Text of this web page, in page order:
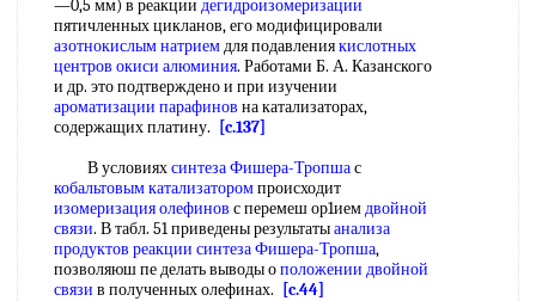
—0,5 мм) в реакции дегидроизомеризации
пятичленных цикланов, его модифицировали
азотнокислым натриемдля подавлениякислотных
центров окиси алюминия. Работами Б. А. Казанского
и др. это подтверждено и при изучении
ароматизации парафинов на катализаторах,
содержащих платину.
[c.137]
В условияхсинтеза Фишера-Тропшас
кобальтовым катализаторомпроисходит
изомеризация олефинов с перемеш ор1иемдвойной
связи. В табл. 51 приведены результатыанализа
продуктов реакции синтеза Фишера-Тропша,
позволяюш пе делать выводы оположении двойной
связи в полученных олефинах.
[c.44]